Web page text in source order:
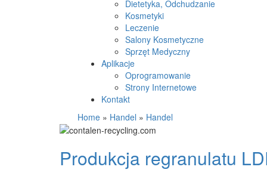
Dietetyka, Odchudzanie
Kosmetyki
Leczenie
Salony Kosmetyczne
Sprzęt Medyczny
Aplikacje
Oprogramowanie
Strony Internetowe
Kontakt
Home » Handel » Handel
Produkcja regranulatu